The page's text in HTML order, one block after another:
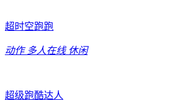
超时空跑跑
动作 多人在线 休闲
超级跑酷达人